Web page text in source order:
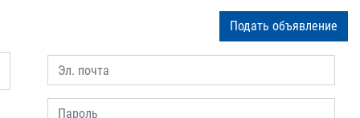
Подать объявление
Эл. почта
Пароль